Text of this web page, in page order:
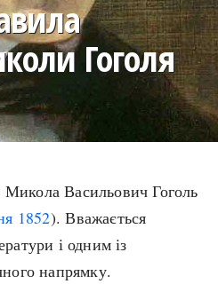
search
ПОДКАСТИ
ФОТОІСТОРІЇ
ІНФОГРАФІКА
ПРЯМА МОВА
МОЯ ІСТОРІЯ
Гоголя
Васильович Гоголь
1852). Вважається
і одним із
напрямку.